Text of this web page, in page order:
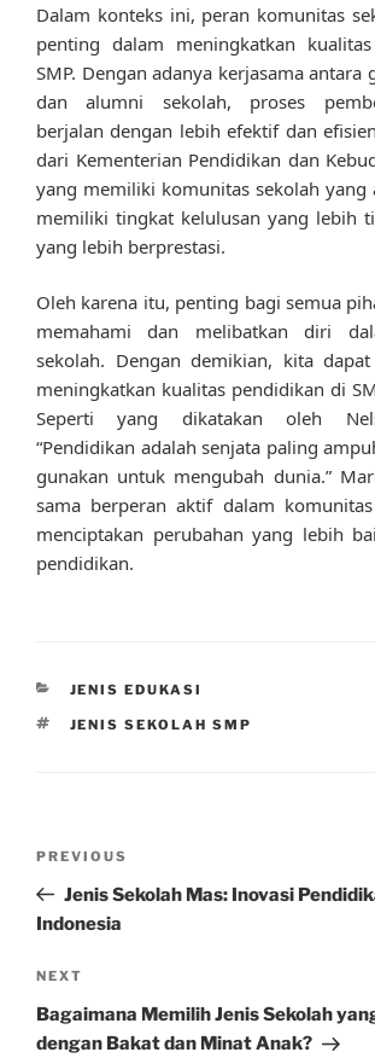
Dalam konteks ini, peran komunitas
penting dalam meningkatkan
SMP. Dengan adanya kerjasama antara
dan alumni sekolah, proses
berjalan dengan lebih efektif dan
dari Kementerian Pendidikan dan
yang memiliki komunitas sekolah yang
memiliki tingkat kelulusan yang lebih
yang lebih berprestasi.
Oleh karena itu, penting bagi semua
memahami dan melibatkan diri
sekolah. Dengan demikian, kita dapat
meningkatkan kualitas pendidikan di
Seperti yang dikatakan oleh
“Pendidikan adalah senjata paling
gunakan untuk mengubah dunia.”
sama berperan aktif dalam
menciptakan perubahan yang lebih
pendidikan.
CATEGORIES
JENIS EDUKASI
TAGS
JENIS SEKOLAH SMP
Previous
Post
PREVIOUS
Jenis Sekolah Mas: Inovasi
Indonesia
Next
Post
NEXT
Bagaimana Memilih Jenis Sekolah
dengan Bakat dan Minat Anak?